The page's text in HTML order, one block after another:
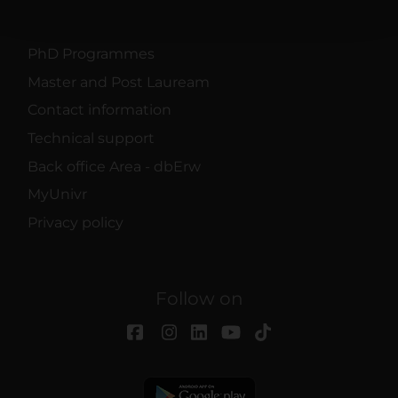
PhD Programmes
Master and Post Lauream
Contact information
Technical support
Back office Area - dbErw
MyUnivr
Privacy policy
Follow on